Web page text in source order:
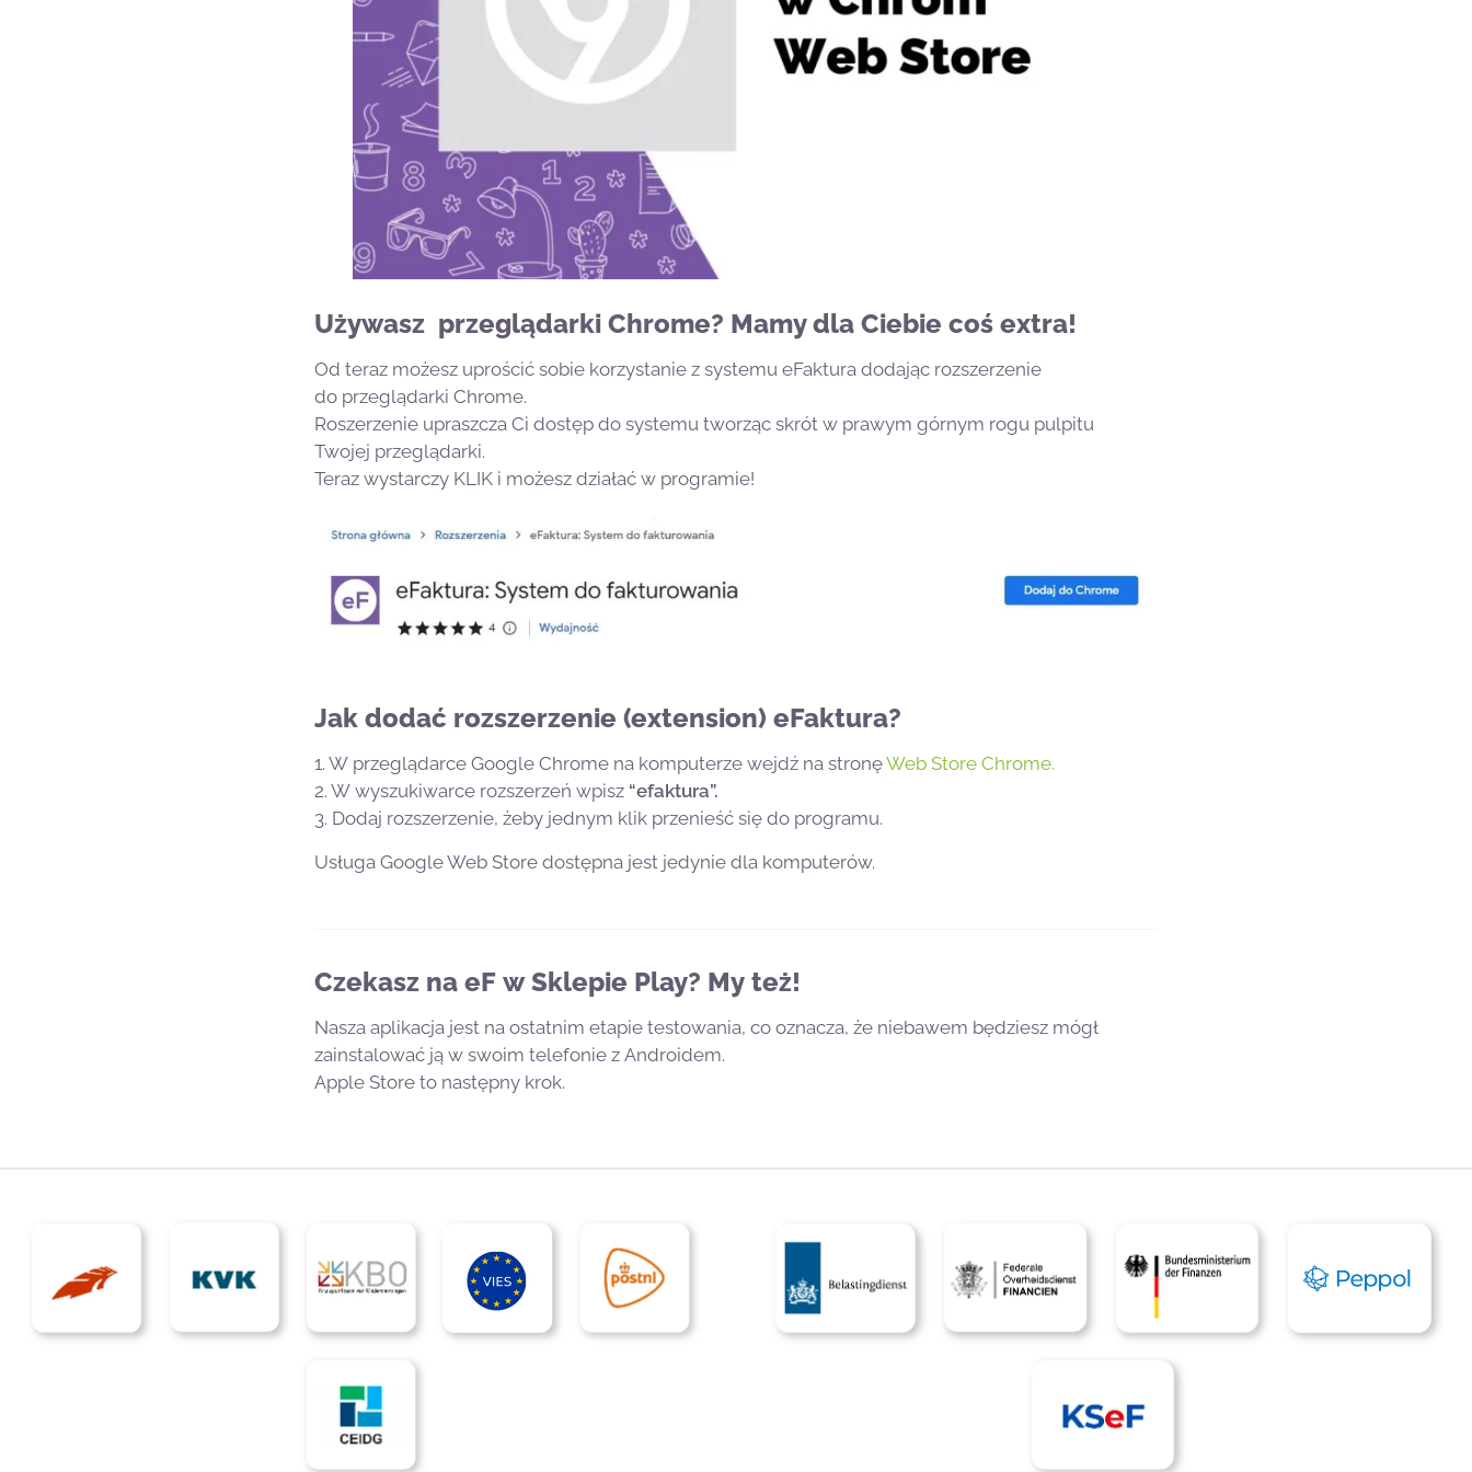
Używasz przeglądarki Chrome? Mamy dla Ciebie coś extra!
Od teraz możesz uprościć sobie korzystanie z systemu eFaktura dodając rozszerzenie
do przeglądarki Chrome.
Roszerzenie upraszcza Ci dostęp do systemu tworząc skrót w prawym górnym rogu pulpitu
Twojej przeglądarki.
Teraz wystarczy KLIK i możesz działać w programie!
Jak dodać rozszerzenie (extension) eFaktura?
1. W przeglądarce Google Chrome na komputerze wejdź na stronęWeb Store Chrome.
2. W wyszukiwarce rozszerzeń wpisz “efaktura”.
3. Dodaj rozszerzenie, żeby jednym klik przenieść się do programu.
Usługa Google Web Store dostępna jest jedynie dla komputerów.
Czekasz na eF w Sklepie Play? My też!
Nasza aplikacja jest na ostatnim etapie testowania, co oznacza, że niebawem będziesz mógł
zainstalować ją w swoim telefonie z Androidem.
Apple Store to następny krok.